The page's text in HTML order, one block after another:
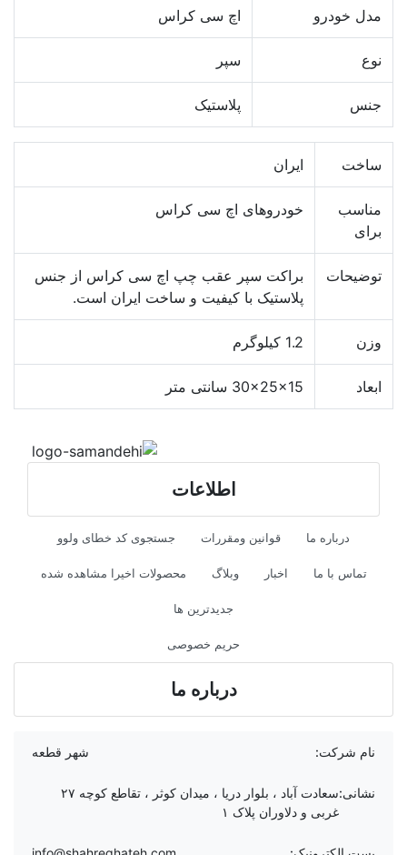
مدل خودرو اچ سی کراس
نوع سپر
جنس پلاستیک
ساخت ایران
مناسب
برای
خودروهای اچ سی کراس
توضیحات
براکت سپر عقب چپ اچ سی کراس از جنس
پلاستیک با کیفیت و ساخت ایران است.
وزن 1.2 کیلوگرم
ابعاد 30x25x15 سانتی متر
اطلاعات
درباره ما قوانین ومقررات جستجوی کد خطای ولوو
تماس با ما اخبار وبلاگ محصولات اخیرا مشاهده شده
جدیدترین ها
حریم خصوصی
درباره ما
نام شرکت: شهر قطعه
نشانی:
سعادت آباد ، بلوار دریا ، میدان کوثر ، تقاطع کوچه ۲۷
غربی و دلاوران پلاک ۱